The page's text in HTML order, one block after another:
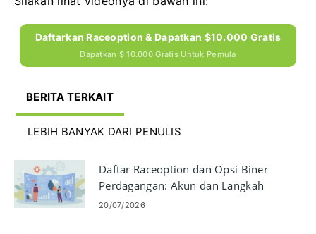
Daftarkan Raceoption & Dapatkan $10.000 Gratis
Dapatkan $ 10.000 Gratis Untuk Pemula
BERITA TERKAIT
LEBIH BANYAK DARI PENULIS
Daftar Raceoption dan Opsi Biner
Perdagangan: Akun dan Langkah
Perdagangan
20/07/2026